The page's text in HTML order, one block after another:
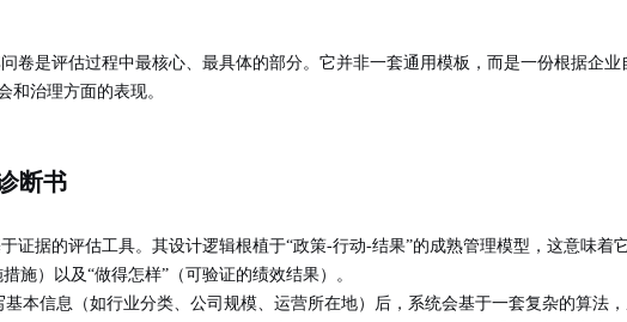
问卷是评估过程中最核心、最具体的部分。它并非一套通用模板，而是一份根据企业
和治理方面的表现。
断书
证据的评估工具。其设计逻辑根植于“政策-行动-结果”的成熟管理模型，这意味着
施）以及“做得怎样”（可验证的绩效结果）。
本信息（如行业分类、公司规模、运营所在地）后，系统会基于一套复杂的算法，